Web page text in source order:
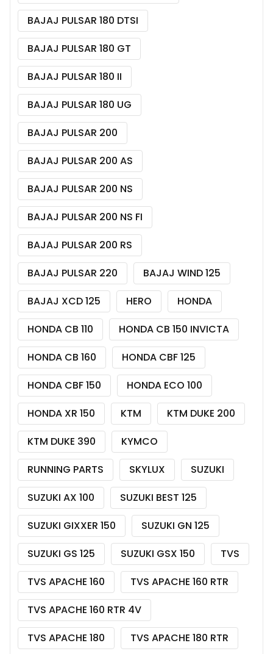
BAJAJ PULSAR 180 DTSI
BAJAJ PULSAR 180 GT
BAJAJ PULSAR 180 II
BAJAJ PULSAR 180 UG
BAJAJ PULSAR 200
BAJAJ PULSAR 200 AS
BAJAJ PULSAR 200 NS
BAJAJ PULSAR 200 NS FI
BAJAJ PULSAR 200 RS
BAJAJ PULSAR 220
BAJAJ WIND 125
BAJAJ XCD 125
HERO
HONDA
HONDA CB 110
HONDA CB 150 INVICTA
HONDA CB 160
HONDA CBF 125
HONDA CBF 150
HONDA ECO 100
HONDA XR 150
KTM
KTM DUKE 200
KTM DUKE 390
KYMCO
RUNNING PARTS
SKYLUX
SUZUKI
SUZUKI AX 100
SUZUKI BEST 125
SUZUKI GIXXER 150
SUZUKI GN 125
SUZUKI GS 125
SUZUKI GSX 150
TVS
TVS APACHE 160
TVS APACHE 160 RTR
TVS APACHE 160 RTR 4V
TVS APACHE 180
TVS APACHE 180 RTR